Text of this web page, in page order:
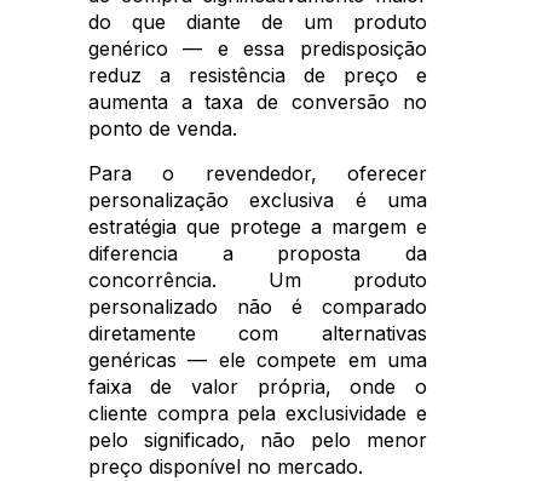
do que diante de um produto
genérico — e essa predisposição
reduz a resistência de preço e
aumenta a taxa de conversão no
ponto de venda.
Para o revendedor, oferecer
personalização exclusiva é uma
estratégia que protege a margem e
diferencia a proposta da
concorrência. Um produto
personalizado não é comparado
diretamente com alternativas
genéricas — ele compete em uma
faixa de valor própria, onde o
cliente compra pela exclusividade e
pelo significado, não pelo menor
preço disponível no mercado.